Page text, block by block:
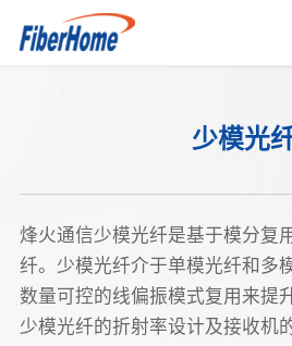
少模光
烽火通信少模光纤是基于模分复
纤。少模光纤介于单模光纤和多
数量可控的线偏振模式复用来提
少模光纤的折射率设计及接收机